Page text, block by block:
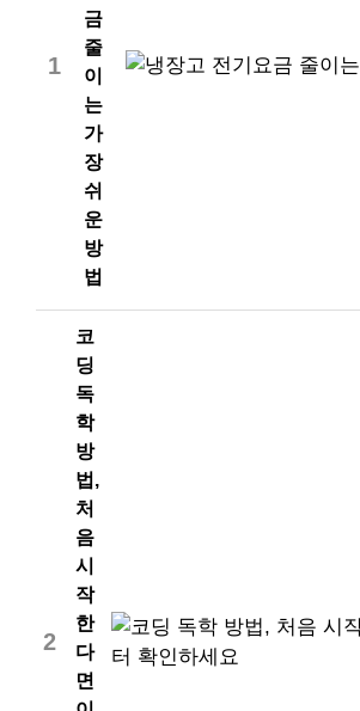
1
금
줄
이
는
가
장
쉬
운
방
법
2
코
딩
독
학
방
법,
처
음
시
작
한
다
면